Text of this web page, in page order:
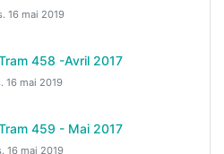
16 mai 2019
458 -Avril 2017
16 mai 2019
459 - Mai 2017
16 mai 2019